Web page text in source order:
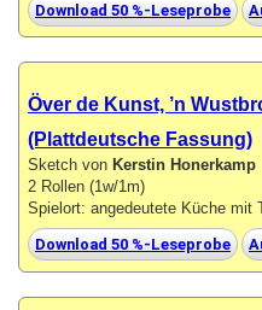
Download 50 %-Leseprobe
Över de Kunst, ’n
(Plattdeutsche Fassung)
Sketch von Kerstin Honerkamp
2 Rollen (1w/1m)
Spielort: angedeutete Küche mit
Download 50 %-Leseprobe